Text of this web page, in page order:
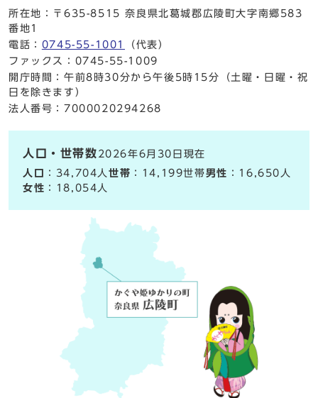
所在地：〒635-8515 奈良県北葛城郡広陵町大字南郷583
番地1
電話： 0745-55-1001
（代表）
ファックス：0745-55-1009
開庁時間：午前8時30分から午後5時15分（土曜・日曜・祝
日を除きます）
法人番号：7000020294268
人口・世帯数 2026年6月30日現在
人口
：34,704人世帯 ：14,199世帯男性 ：16,650人
女性 ：18,054人